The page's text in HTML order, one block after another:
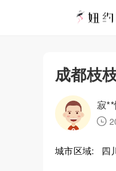
成都枝
寂
城市区域: 四